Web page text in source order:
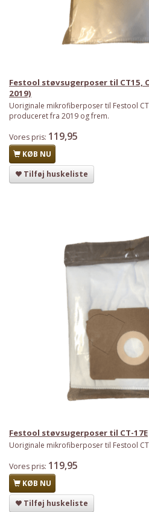
Festool støvsugerposer til CT15,
2019)
Uoriginale mikrofiberposer til Festool
produceret fra 2019 og frem.
Vores pris: 119,95
KØB NU
Tilføj huskeliste
Festool støvsugerposer til CT-17E
Uoriginale mikrofiberposer til Festool
Vores pris: 119,95
KØB NU
Tilføj huskeliste
Har du det også
Priser fra kun 29,95